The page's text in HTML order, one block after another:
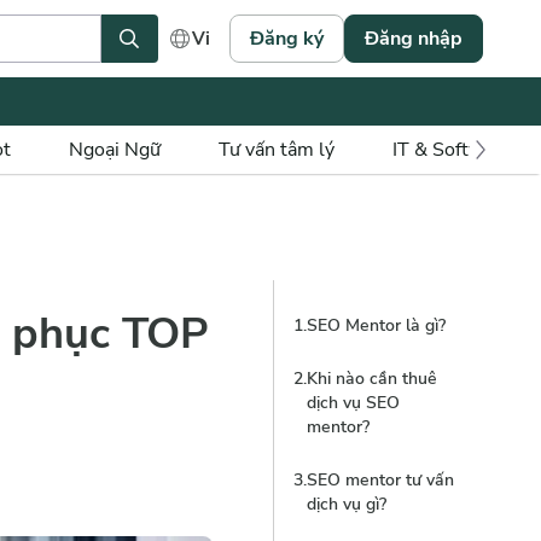
Vi Đăng ký Đăng nhập
Ngoại Ngữ Tư vấn tâm lý IT & Software
TOP
1.SEO Mentor là gì?
2.Khi nào cần thuê
dịch vụ SEO
mentor?
3.SEO mentor tư vấn
dịch vụ gì?